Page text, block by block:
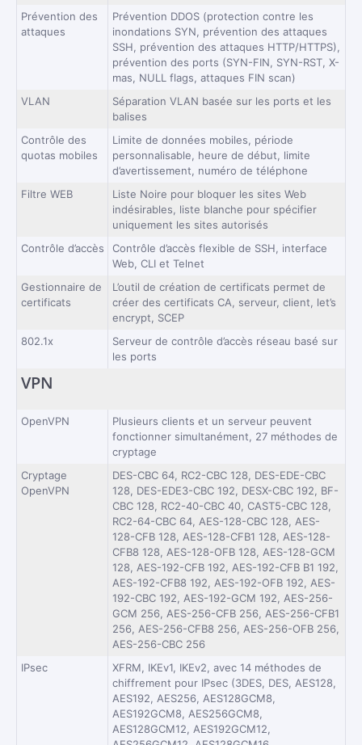
Prévention des
attaques
Prévention DDOS (protection contre les
inondations SYN, prévention des attaques
SSH, prévention des attaques HTTP/HTTPS),
prévention des ports (SYN-FIN, SYN-RST, X-
mas, NULL flags, attaques FIN scan)
VLAN
Séparation VLAN basée sur les ports et les
balises
Contrôle des
quotas mobiles
Limite de données mobiles, période
personnalisable, heure de début, limite
d’avertissement, numéro de téléphone
Filtre WEB
Liste Noire pour bloquer les sites Web
indésirables, liste blanche pour spécifier
uniquement les sites autorisés
Contrôle d’accès
Contrôle d’accès flexible de SSH, interface
Web, CLI et Telnet
Gestionnaire de
certificats
L’outil de création de certificats permet de
créer des certificats CA, serveur, client, let’s
encrypt, SCEP
802.1x
Serveur de contrôle d’accès réseau basé sur
les ports
VPN
OpenVPN
Plusieurs clients et un serveur peuvent
fonctionner simultanément, 27 méthodes de
cryptage
Cryptage
OpenVPN
DES-CBC 64, RC2-CBC 128, DES-EDE-CBC
128, DES-EDE3-CBC 192, DESX-CBC 192, BF-
CBC 128, RC2-40-CBC 40, CAST5-CBC 128,
RC2-64-CBC 64, AES-128-CBC 128, AES-
128-CFB 128, AES-128-CFB1 128, AES-128-
CFB8 128, AES-128-OFB 128, AES-128-GCM
128, AES-192-CFB 192, AES-192-CFB B1 192,
AES-192-CFB8 192, AES-192-OFB 192, AES-
192-CBC 192, AES-192-GCM 192, AES-256-
GCM 256, AES-256-CFB 256, AES-256-CFB1
256, AES-256-CFB8 256, AES-256-OFB 256,
AES-256-CBC 256
IPsec
XFRM, IKEv1, IKEv2, avec 14 méthodes de
chiffrement pour IPsec (3DES, DES, AES128,
AES192, AES256, AES128GCM8,
AES192GCM8, AES256GCM8,
AES128GCM12, AES192GCM12,